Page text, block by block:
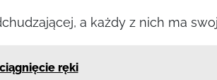
a każdy z nich ma
ręki